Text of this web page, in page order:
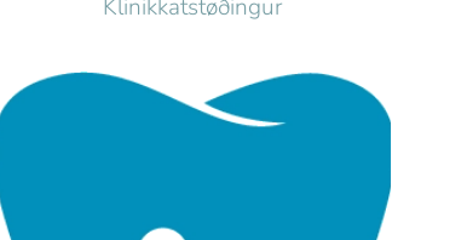
Klinikkatstøðingur